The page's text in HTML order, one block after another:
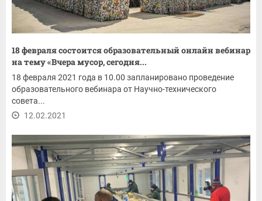
18 февраля состоится образовательный онлайн вебинар
на тему «Вчера мусор, сегодня...
18 февраля 2021 года в 10.00 запланировано проведение
образовательного вебинара от Научно-технического
совета...
12.02.2021